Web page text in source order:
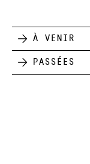
À venir
Passées